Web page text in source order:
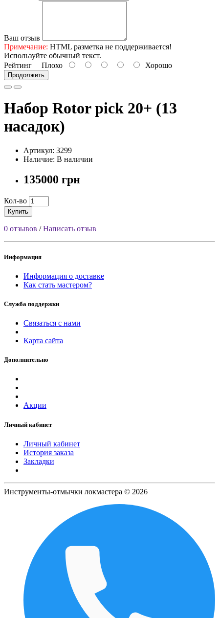
Ваш отзыв
Примечание: HTML разметка не поддерживается!
Используйте обычный текст.
Рейтинг Плохо Хорошо
Продолжить
Набор Rotor pick 20+ (13
насадок)
Артикул: 3299
Наличие: В наличии
135000 грн
Кол-во
Купить
0 отзывов /Написать отзыв
Информация
Информация о доставке
Как стать мастером?
Служба поддержки
Связаться с нами
Карта сайта
Дополнительно
Акции
Личный кабинет
Личный кабинет
История заказа
Закладки
Инструменты-отмычки локмастера © 2026